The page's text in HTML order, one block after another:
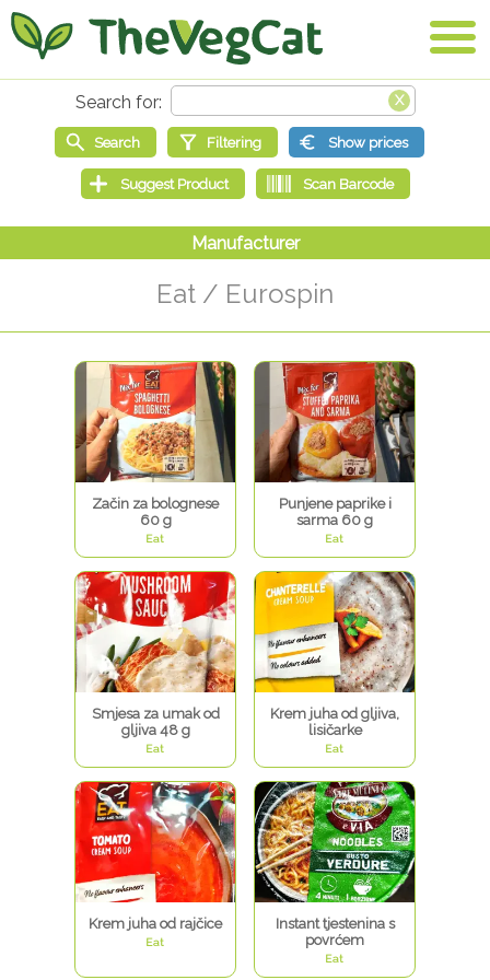
Eat / Eurospin
Začin za bolognese
60 g
Eat
Punjene paprike i
sarma 60 g
Eat
Smjesa za umak od
gljiva 48 g
Eat
Krem juha od gljiva,
lisičarke
Eat
Krem juha od rajčice
Eat
Instant tjestenina s
povrćem
Eat